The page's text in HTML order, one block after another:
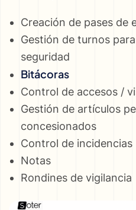
Creación de pases de
Gestión de turnos
seguridad
Bitácoras
Control de accesos /
Gestión de artículos
concesionados
Control de incidencias
Notas
Rondines de vigilancia